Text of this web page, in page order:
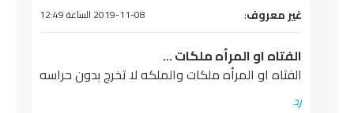
يقول
غير معروف: 2019-11-08 الساعة 12:49
الفتاه او المرأه ملكات …
الفتاه او المرأه ملكات والملكه لا تخرج بدون حراسه
رد